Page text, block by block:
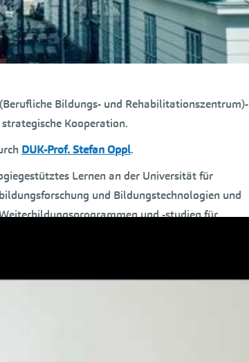
(Berufliche Bildungs- und Rehabilitationszentrum)-
Kooperation.
DUK-Prof. Stefan Oppl.
Lernen an der Universität für
und Bildungstechnologien und
und -studien für
der Universität für Weiterbildung Krems
Österreich eröffnet.